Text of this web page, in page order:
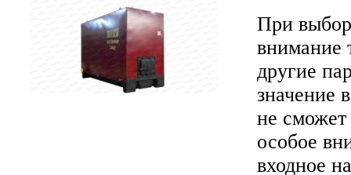
При
внимание
другие
значение
не сможет
особое
входное